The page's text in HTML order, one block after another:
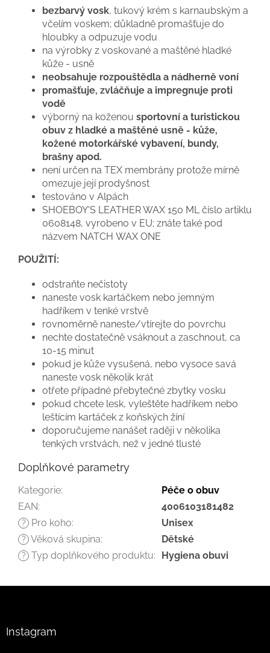
bezbarvý vosk, tukový krém s karnaubským a
včelím voskem; důkladně promašťuje do
hloubky a odpuzuje vodu
na výrobky z voskované a maštěné hladké
kůže - usně
neobsahuje rozpouštědla a nádherně voní
promašťuje, zvláčňuje a impregnuje proti
vodě
výborný na koženou sportovní a turistickou
obuv z hladké a maštěné usně - kůže,
kožené motorkářské vybavení, bundy,
brašny apod.
není určen na TEX membrány protože mírně
omezuje její prodyšnost
testováno v Alpách
SHOEBOY'S LEATHER WAX 150 ML číslo artiklu
0608148, vyrobeno v EU; znáte také pod
názvem NATCH WAX ONE
POUŽITÍ:
odstraňte nečistoty
naneste vosk kartáčkem nebo jemným
hadříkem v tenké vrstvě
rovnoměrně naneste/vtírejte do povrchu
nechte dostatečně vsáknout a zaschnout, ca
10-15 minut
pokud je kůže vysušená, nebo vysoce savá
naneste vosk několik krát
otřete případné přebytečné zbytky vosku
pokud chcete lesk, vyleštěte hadříkem nebo
leštícím kartáček z koňských žíní
doporučujeme nanášet raději v několika
tenkých vrstvách, než v jedné tlusté
Doplňkové parametry
Kategorie:
Péče o obuv
EAN: 4006103181482
? Pro koho: Unisex
? Věková skupina: Dětské
? Typ doplňkového produktu: Hygiena obuvi
Instagram